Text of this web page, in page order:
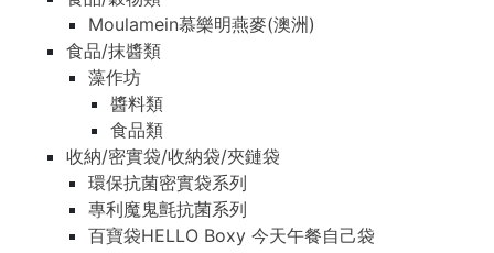
Moulamein慕樂明燕麥(澳洲)
食品/抹醬類
藻作坊
醬料類
食品類
收納/密實袋/收納袋/夾鏈袋
環保抗菌密實袋系列
專利魔鬼氈抗菌系列
百寶袋HELLO Boxy 今天午餐自己袋